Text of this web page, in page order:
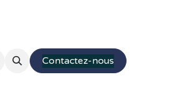
Presentations Parcourir
Contactez-nous